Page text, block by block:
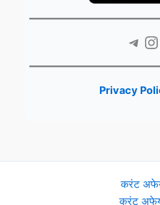
Telegram Instagram
Privacy
करंट
करंट